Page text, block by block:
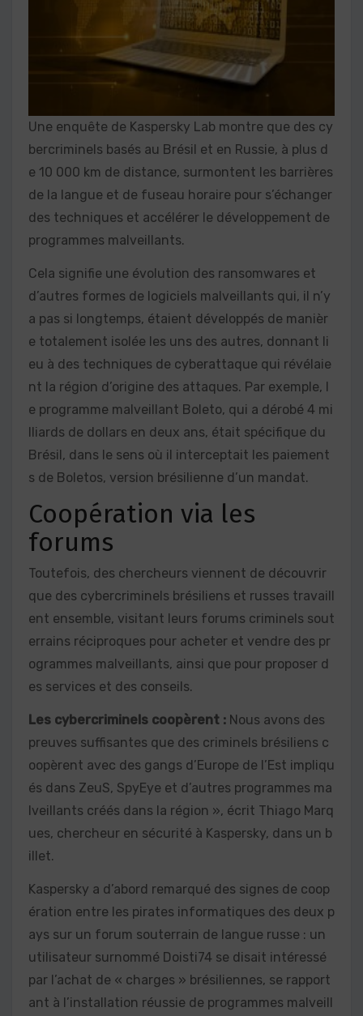
Une enquête de Kaspersky Lab montre que des cy
bercriminels basés au Brésil et en Russie, à plus d
e 10 000 km de distance, surmontent les barrières
de la langue et de fuseau horaire pour s’échanger
des techniques et accélérer le développement de
programmes malveillants.
Cela signifie une évolution des ransomwares et
d’autres formes de logiciels malveillants qui, il n’y
a pas si longtemps, étaient développés de manièr
e totalement isolée les uns des autres, donnant li
eu à des techniques de cyberattaque qui révélaie
nt la région d’origine des attaques. Par exemple, l
e programme malveillant Boleto, qui a dérobé 4 mi
lliards de dollars en deux ans, était spécifique du
Brésil, dans le sens où il interceptait les paiement
s de Boletos, version brésilienne d’un mandat.
Coopération via les
forums
Toutefois, des chercheurs viennent de découvrir
que des cybercriminels brésiliens et russes travaill
ent ensemble, visitant leurs forums criminels sout
errains réciproques pour acheter et vendre des pr
ogrammes malveillants, ainsi que pour proposer d
es services et des conseils.
Les cybercriminels coopèrent : Nous avons des
preuves suffisantes que des criminels brésiliens c
oopèrent avec des gangs d’Europe de l’Est impliqu
és dans ZeuS, SpyEye et d’autres programmes ma
lveillants créés dans la région », écrit Thiago Marq
ues, chercheur en sécurité à Kaspersky, dans un b
illet.
Kaspersky a d’abord remarqué des signes de coop
ération entre les pirates informatiques des deux p
ays sur un forum souterrain de langue russe : un
utilisateur surnommé Doisti74 se disait intéressé
par l’achat de « charges » brésiliennes, se rapport
ant à l’installation réussie de programmes malveill